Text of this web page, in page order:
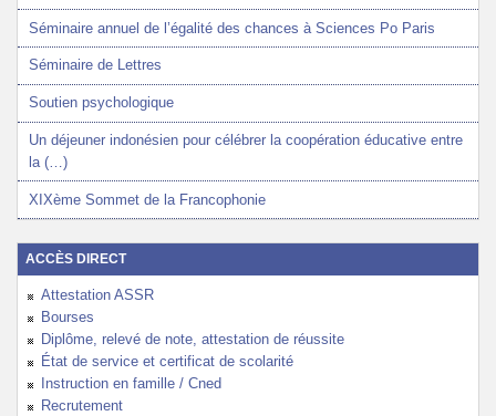
Séminaire annuel de l’égalité des chances à Sciences Po Paris
Séminaire de Lettres
Soutien psychologique
Un déjeuner indonésien pour célébrer la coopération éducative entre
la (…)
XIXème Sommet de la Francophonie
ACCÈS DIRECT
Attestation ASSR
Bourses
Diplôme, relevé de note, attestation de réussite
État de service et certificat de scolarité
Instruction en famille / Cned
Recrutement